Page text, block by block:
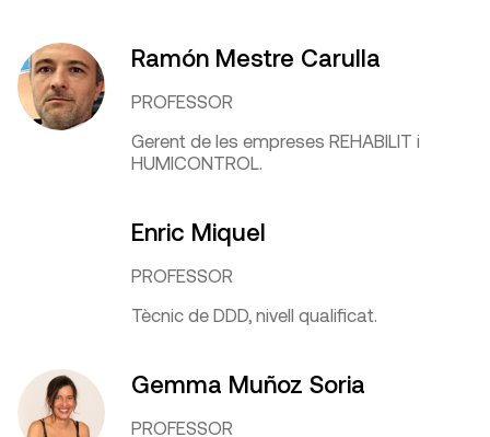
Ramón Mestre Carulla
PROFESSOR
Gerent de les empreses REHABILIT i
HUMICONTROL.
Enric Miquel
PROFESSOR
Tècnic de DDD, nivell qualificat.
Gemma Muñoz Soria
PROFESSOR